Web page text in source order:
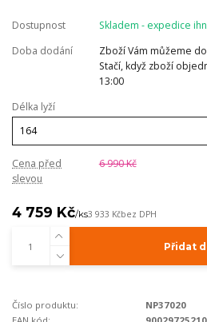
Dostupnost
Skladem - expedice
Doba dodání
Zboží Vám můžeme
Stačí, když zboží
13:00
Délka lyží
Cena před
slevou
6 990 Kč
4 759 Kč/ks3 933 Kčbez DPH
Přidat
Číslo produktu:
NP37020